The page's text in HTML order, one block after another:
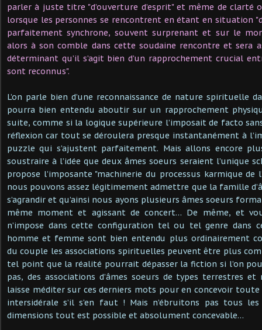
parler à juste titre "d’ouverture d’esprit" et même de clarté
lorsque les personnes se rencontrent en étant en situation
parfaitement synchrone, souvent surprenant et sur le
alors à son comble dans cette soudaine rencontre et sera
déterminant qu’il s’agit bien d’un rapprochement crucial
sont reconnus".
L’on parle bien d’une reconnaissance de nature spirituelle
pourra bien entendu aboutir sur un rapprochement
suite, comme si la logique supérieure l’imposait de facto
réflexion car tout se déroulera presque instantanément à
puzzle qui s’ajustent parfaitement. Mais allons encore
soustraire à l’idée que deux âmes soeurs seraient l’unique
propose l’imposante "machinerie du processus karmique de
nous pouvons assez légitimement admettre que la famille
s’agrandir et qu’ainsi nous ayons plusieurs âmes soeurs
même moment et agissant de concert… De même, et
n’impose dans cette configuration tel ou tel genre dans
homme et femme sont bien entendu plus ordinairement
du couple les associations spirituelles peuvent être plus
tel point que la réalité pourrait dépasser la fiction si l’on
pas, des associations d’âmes soeurs de types terrestres
laisse méditer sur ces derniers mots pour en concevoir
intersidérale s’il s’en faut ! Mais n’ébruitons pas tous
dimensions tout est possible et absolument concevable…